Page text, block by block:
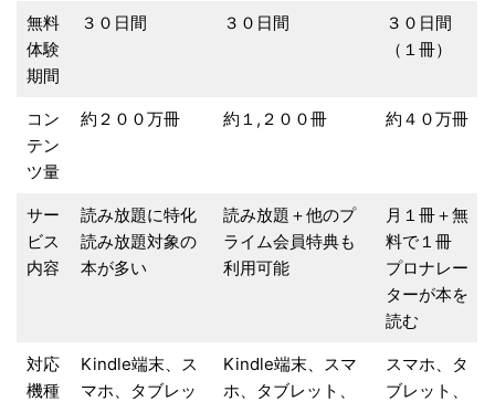
無料
体験
期間
３０日間 ３０日間
３０日間
（１冊）
コン
テン
ツ量
約２００万冊 約１,２００冊 約４０万冊
サー
ビス
内容
読み放題に特化
読み放題対象の
本が多い
読み放題＋他のプ
ライム会員特典も
利用可能
月１冊＋無
料で１冊
プロナレー
ターが本を
読む
対応
機種
Kindle端末、ス
マホ、タブレッ
Kindle端末、スマ
ホ、タブレット、
スマホ、タ
ブレット、